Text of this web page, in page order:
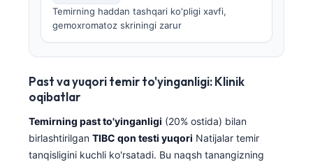
Temirning haddan tashqari ko'pligi xavfi,
gemoxromatoz skriningi zarur
Past va yuqori temir to'yinganligi: Klinik
oqibatlar
Temirning past to'yinganligi (20% ostida) bilan
birlashtirilgan TIBC qon testi yuqori Natijalar temir
tanqisligini kuchli ko'rsatadi. Bu naqsh tanangizning